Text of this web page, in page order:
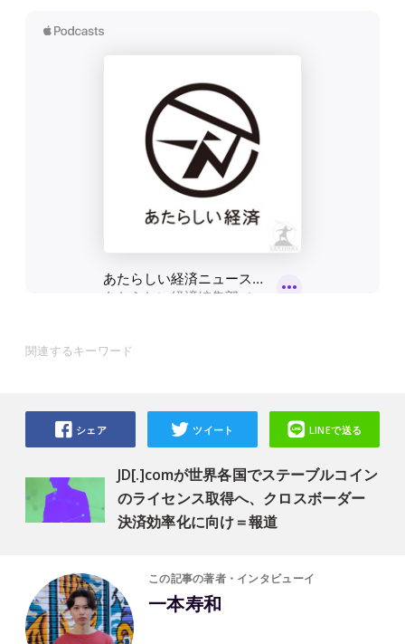
関連するキーワード
JD[.]comが世界各国でステーブルコイン
のライセンス取得へ、クロスボーダー
決済効率化に向け＝報道
シェア ツイート LINEで送る
この記事の著者・インタビューイ
一本寿和